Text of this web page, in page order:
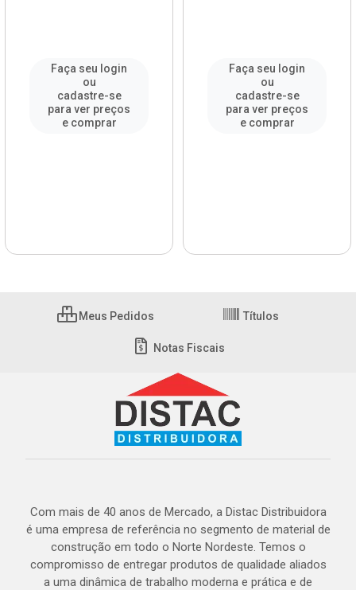
Faça seu login
ou
cadastre-se
para ver preços
e comprar
Faça seu login
ou
cadastre-se
para ver preços
e comprar
Meus Pedidos Títulos
Notas Fiscais
Com mais de 40 anos de Mercado, a Distac Distribuidora
é uma empresa de referência no segmento de material de
construção em todo o Norte Nordeste. Temos o
compromisso de entregar produtos de qualidade aliados
a uma dinâmica de trabalho moderna e prática e de